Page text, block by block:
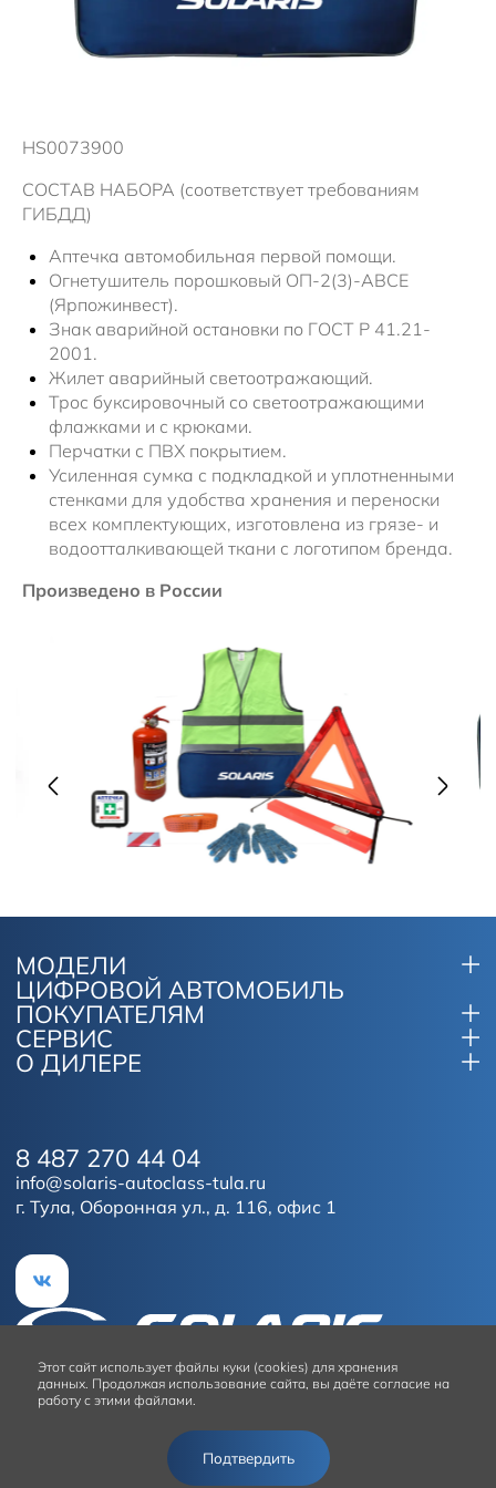
Новости
HS0073900
СОСТАВ НАБОРА (соответствует требованиям
ГИБДД)
Аптечка автомобильная первой помощи.
Огнетушитель порошковый ОП-2(3)-ABCE
(Ярпожинвест).
Знак аварийной остановки по ГОСТ Р 41.21-
2001.
Жилет аварийный светоотражающий.
Трос буксировочный со светоотражающими
флажками и с крюками.
Перчатки с ПВХ покрытием.
Усиленная сумка с подкладкой и уплотненными
стенками для удобства хранения и переноски
всех комплектующих, изготовлена из грязе- и
водоотталкивающей ткани с логотипом бренда.
Произведено в России
МОДЕЛИ
ЦИФРОВОЙ АВТОМОБИЛЬ
ПОКУПАТЕЛЯМ
СЕРВИС
О ДИЛЕРЕ
г. Тула, Оборонная ул., д. 116, офис 1
8 487 270 44 04
info@solaris-autoclass-tula.ru
Условия использования сайта
Этот сайт использует файлы куки (cookies) для хранения
данных. Продолжая использование сайта, вы даёте согласие на
работу с этими файлами.
Подтвердить